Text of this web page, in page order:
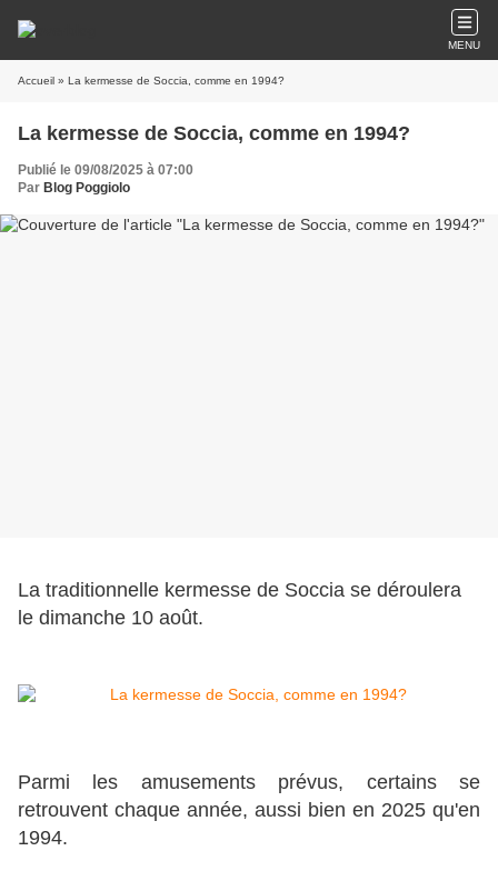
MENU
Accueil » La kermesse de Soccia, comme en 1994?
La kermesse de Soccia, comme en 1994?
Publié le 09/08/2025 à 07:00
Par Blog Poggiolo
La traditionnelle kermesse de Soccia se déroulera
le dimanche 10 août.
Parmi les amusements prévus, certains se
retrouvent chaque année, aussi bien en 2025 qu'en
1994.